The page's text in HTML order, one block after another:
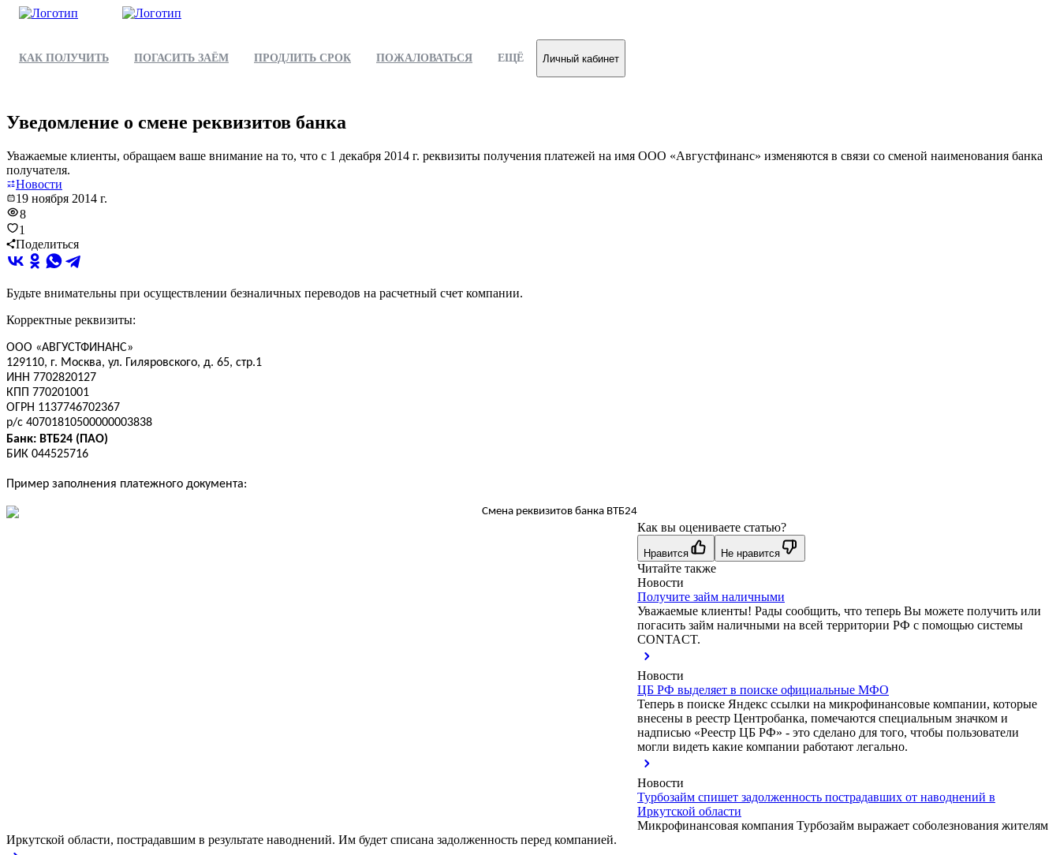
КАК ПОЛУЧИТЬ ПОГАСИТЬ ЗАЁМ ПРОДЛИТЬ СРОК ПОЖАЛОВАТЬСЯ ЕЩЁ Личный кабинет
Уведомление о смене реквизитов банка
Уважаемые клиенты, обращаем ваше внимание на то, что с 1 декабря 2014 г. реквизиты получения платежей на имя ООО «Августфинанс» изменяются в связи со сменой наименования банка
получателя.
Новости
19 ноября 2014 г.
8
1
Поделиться
Будьте внимательны при осуществлении безналичных переводов на расчетный счет компании.
Корректные реквизиты:
ООО «АВГУСТФИНАНС»
129110, г. Москва, ул. Гиляровского, д. 65, стр.1
ИНН 7702820127
КПП 770201001
ОГРН 1137746702367
р/с 40701810500000003838
Банк: ВТБ24 (ПАО)
БИК 044525716
Пример заполнения платежного документа:
Как вы оцениваете статью?
Нравится Не нравится
Читайте также
Новости
Получите займ наличными
Уважаемые клиенты! Рады сообщить, что теперь Вы можете получить или
погасить займ наличными на всей территории РФ с помощью системы
CONTACT.
Новости
ЦБ РФ выделяет в поиске официальные МФО
Теперь в поиске Яндекс ссылки на микрофинансовые компании, которые
внесены в реестр Центробанка, помечаются специальным значком и
надписью «Реестр ЦБ РФ» - это сделано для того, чтобы пользователи
могли видеть какие компании работают легально.
Новости
Турбозайм спишет задолженность пострадавших от наводнений в
Иркутской области
Микрофинансовая компания Турбозайм выражает соболезнования жителям
Иркутской области, пострадавшим в результате наводнений. Им будет списана задолженность перед компанией.